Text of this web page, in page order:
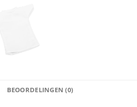
BEOORDELINGEN (0)